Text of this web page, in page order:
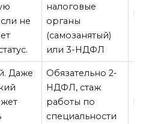
не
налоговые
органы
(самозанятый)
или 3-НДФЛ
Даже
Обязательно 2-
НДФЛ, стаж
работы по
специальности